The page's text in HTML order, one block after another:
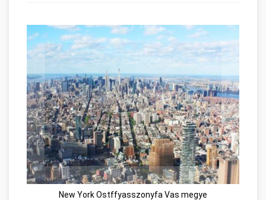
New York Ostffyasszonyfa Vas megye